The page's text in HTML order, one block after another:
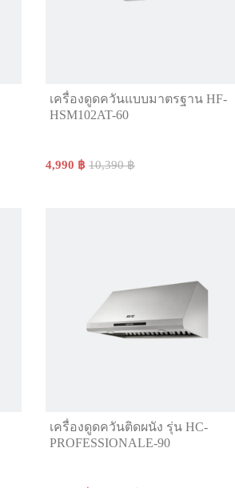
เครื่องดูดควันแบบมาตรฐาน HF-
HSM102AT-60
4,990 ฿ 10,390 ฿
เครื่องดูดควันติดผนัง รุ่น HC-
PROFESSIONALE-90